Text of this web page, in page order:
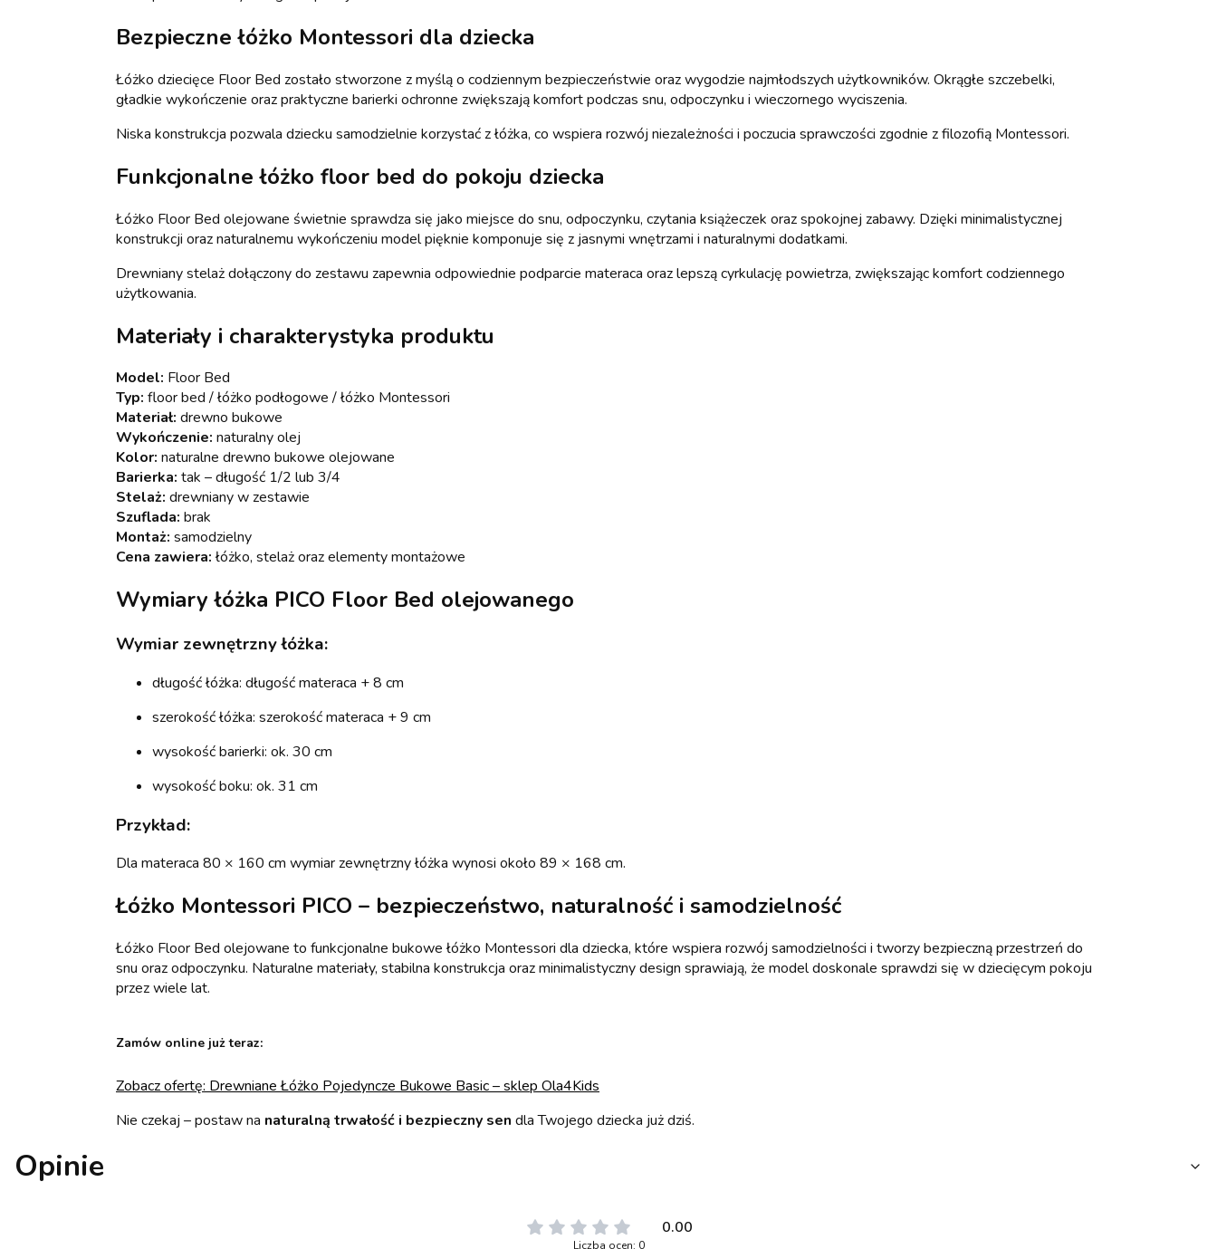
Bezpieczne łóżko Montessori dla dziecka
Łóżko dziecięce Floor Bed zostało stworzone z myślą o codziennym bezpieczeństwie oraz wygodzie najmłodszych użytkowników. Okrągłe szczebelki,
gładkie wykończenie oraz praktyczne barierki ochronne zwiększają komfort podczas snu, odpoczynku i wieczornego wyciszenia.
Niska konstrukcja pozwala dziecku samodzielnie korzystać z łóżka, co wspiera rozwój niezależności i poczucia sprawczości zgodnie z filozofią Montessori.
Funkcjonalne łóżko floor bed do pokoju dziecka
Łóżko Floor Bed olejowane świetnie sprawdza się jako miejsce do snu, odpoczynku, czytania książeczek oraz spokojnej zabawy. Dzięki minimalistycznej
konstrukcji oraz naturalnemu wykończeniu model pięknie komponuje się z jasnymi wnętrzami i naturalnymi dodatkami.
Drewniany stelaż dołączony do zestawu zapewnia odpowiednie podparcie materaca oraz lepszą cyrkulację powietrza, zwiększając komfort codziennego
użytkowania.
Materiały i charakterystyka produktu
Model: Floor Bed
Typ: floor bed / łóżko podłogowe / łóżko Montessori
Materiał: drewno bukowe
Wykończenie: naturalny olej
Kolor: naturalne drewno bukowe olejowane
Barierka: tak – długość 1/2 lub 3/4
Stelaż: drewniany w zestawie
Szuflada: brak
Montaż: samodzielny
Cena zawiera:łóżko, stelaż oraz elementy montażowe
Wymiary łóżka PICO Floor Bed olejowanego
Wymiar zewnętrzny łóżka:
długość łóżka: długość materaca + 8 cm
szerokość łóżka: szerokość materaca + 9 cm
wysokość barierki: ok. 30 cm
wysokość boku: ok. 31 cm
Przykład:
Dla materaca 80 × 160 cm wymiar zewnętrzny łóżka wynosi około 89 × 168 cm.
Łóżko Montessori PICO – bezpieczeństwo, naturalność i samodzielność
Łóżko Floor Bed olejowane to funkcjonalne bukowe łóżko Montessori dla dziecka, które wspiera rozwój samodzielności i tworzy bezpieczną przestrzeń do
snu oraz odpoczynku. Naturalne materiały, stabilna konstrukcja oraz minimalistyczny design sprawiają, że model doskonale sprawdzi się w dziecięcym pokoju
przez wiele lat.
Zamów online już teraz:
Zobacz ofertę: Drewniane Łóżko Pojedyncze Bukowe Basic – sklep Ola4Kids
Nie czekaj – postaw na naturalną trwałość i bezpieczny sen dla Twojego dziecka już dziś.
Opinie
0.00
Liczba ocen: 0